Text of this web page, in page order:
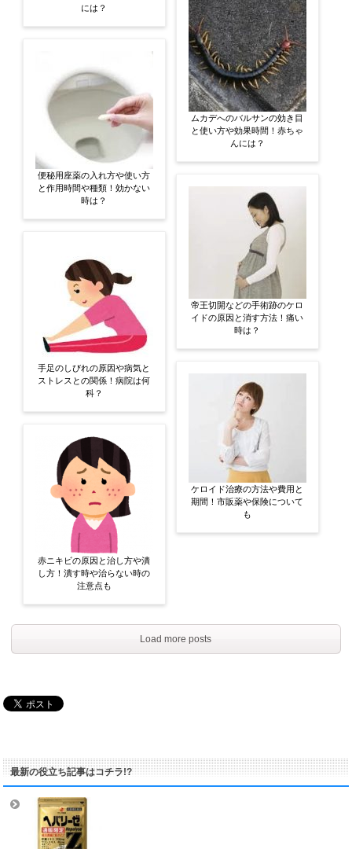
には？
便秘用座薬の入れ方や使い方
と作用時間や種類！効かない
時は？
手足のしびれの原因や病気と
ストレスとの関係！病院は何
科？
赤ニキビの原因と治し方や潰
し方！潰す時や治らない時の
注意点も
ムカデへのバルサンの効き目
と使い方や効果時間！赤ちゃ
んには？
帝王切開などの手術跡のケロ
イドの原因と消す方法！痛い
時は？
ケロイド治療の方法や費用と
期間！市販薬や保険について
も
Load more posts
最新の役立ち記事はコチラ!?